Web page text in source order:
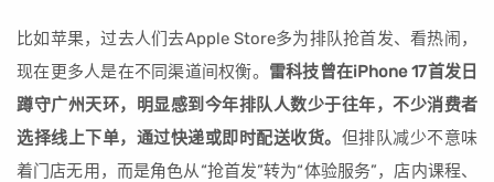
比如苹果，过去人们去Apple Store多为排队抢首发、看热闹，
现在更多人是在不同渠道间权衡。 雷科技曾在iPhone 17首发日
蹲守广州天环，明显感到今年排队人数少于往年，不少消费者
选择线上下单，通过快递或即时配送收货。 但排队减少不意味
着门店无用，而是角色从“抢首发”转为“体验服务”，店内课程、